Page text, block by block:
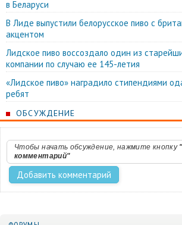
в Беларуси
В Лиде выпустили белорусское пиво с
акцентом
Лидское пиво воссоздало один из
компании по случаю ее 145-летия
«Лидское пиво» наградило стипендиями
ребят
ОБСУЖДЕНИЕ
Чтобы начать обсуждение, нажмите кнопку
комментарий"